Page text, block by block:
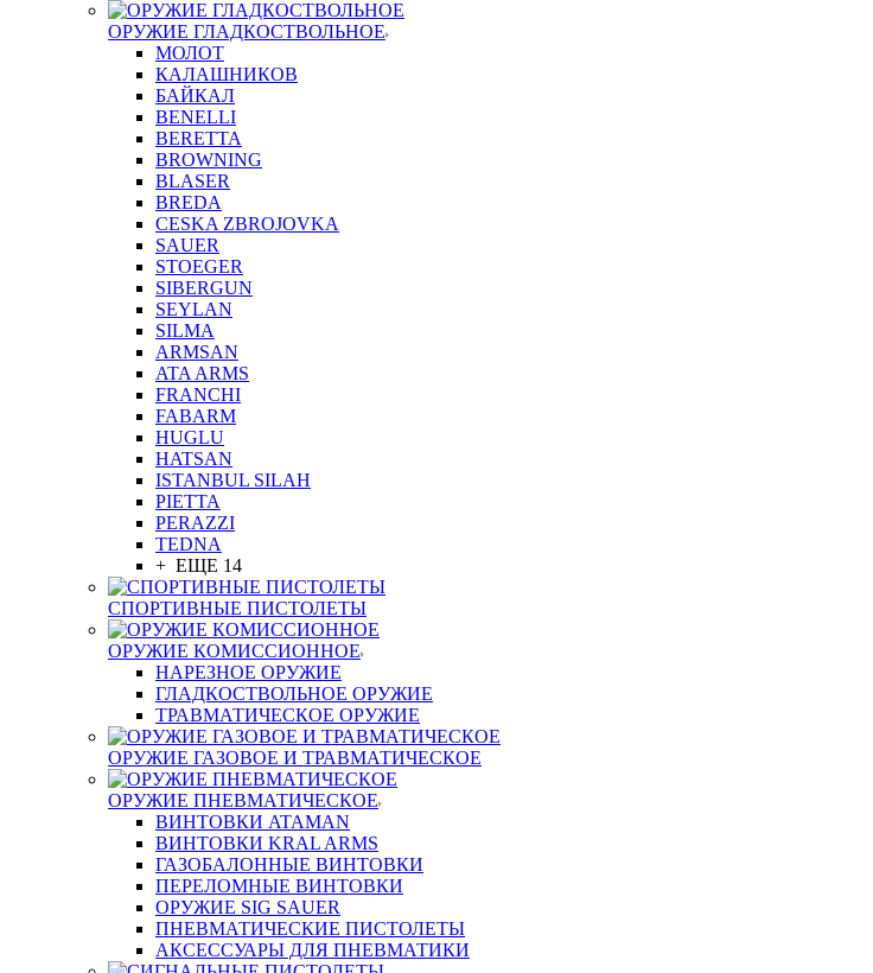
ОРУЖИЕ ГЛАДКОСТВОЛЬНОЕ
МОЛОТ
КАЛАШНИКОВ
БАЙКАЛ
BENELLI
BERETTA
BROWNING
BLASER
BREDA
CESKA ZBROJOVKA
SAUER
STOEGER
SIBERGUN
SEYLAN
SILMA
ARMSAN
ATA ARMS
FRANCHI
FABARM
HUGLU
HATSAN
ISTANBUL SILAH
PIETTA
PERAZZI
TEDNA
+ ЕЩЕ 14
СПОРТИВНЫЕ ПИСТОЛЕТЫ
ОРУЖИЕ КОМИССИОННОЕ
НАРЕЗНОЕ ОРУЖИЕ
ГЛАДКОСТВОЛЬНОЕ ОРУЖИЕ
ТРАВМАТИЧЕСКОЕ ОРУЖИЕ
ОРУЖИЕ ГАЗОВОЕ И ТРАВМАТИЧЕСКОЕ
ОРУЖИЕ ПНЕВМАТИЧЕСКОЕ
ВИНТОВКИ ATAMAN
ВИНТОВКИ KRAL ARMS
ГАЗОБАЛОННЫЕ ВИНТОВКИ
ПЕРЕЛОМНЫЕ ВИНТОВКИ
ОРУЖИЕ SIG SAUER
ПНЕВМАТИЧЕСКИЕ ПИСТОЛЕТЫ
АКСЕССУАРЫ ДЛЯ ПНЕВМАТИКИ